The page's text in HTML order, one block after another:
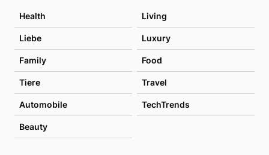
Health Living
Liebe Luxury
Family Food
Tiere Travel
Automobile TechTrends
Beauty